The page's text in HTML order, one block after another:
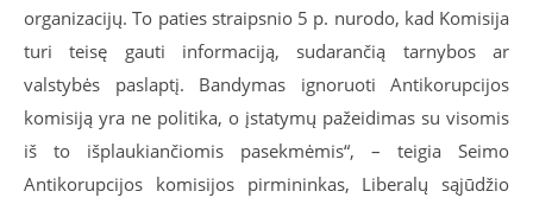
organizacijų. To paties straipsnio 5 p. nurodo, kad Komisija
turi teisę gauti informaciją, sudarančią tarnybos ar
valstybės paslaptį. Bandymas ignoruoti Antikorupcijos
komisiją yra ne politika, o įstatymų pažeidimas su visomis
iš to išplaukiančiomis pasekmėmis“, – teigia Seimo
Antikorupcijos komisijos pirmininkas, Liberalų sąjūdžio